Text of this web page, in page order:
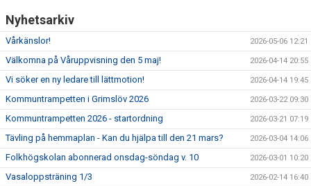
Nyhetsarkiv
Vårkänslor! 2026-05-06 12:21
Välkomna på Våruppvisning den 5 maj! 2026-04-14 20:55
Vi söker en ny ledare till lättmotion! 2026-04-14 19:45
Kommuntrampetten i Grimslöv 2026 2026-03-22 09:30
Kommuntrampetten 2026 - startordning 2026-03-21 07:19
Tävling på hemmaplan - Kan du hjälpa till den 21 mars? 2026-03-04 14:06
Folkhögskolan abonnerad onsdag-söndag v. 10 2026-03-01 10:20
Vasaloppsträning 1/3 2026-02-14 16:40